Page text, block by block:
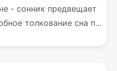
- сонник предвещает
толкование сна п...